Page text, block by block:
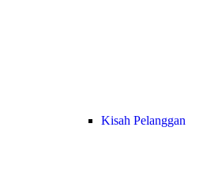
Kisah Pelanggan